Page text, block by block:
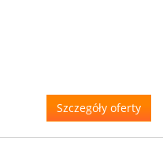
Szczegóły oferty